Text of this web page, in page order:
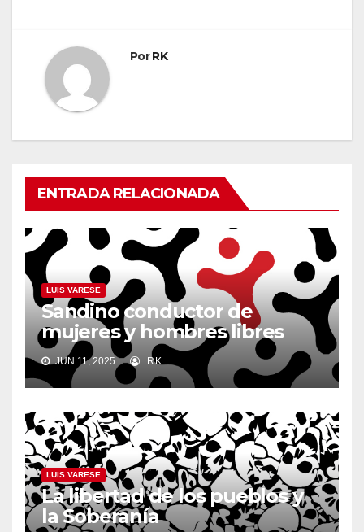
PorRK
ENTRADA RELACIONADA
LUIS VARESE
Sandino conductor de
mujeres y hombres libres
JUN 11, 2025 RK
LUIS VARESE
La libertad de los pueblos y
la Soberanía